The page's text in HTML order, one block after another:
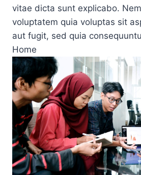
vitae dicta sunt explicabo.
voluptatem quia voluptas sit
aut fugit, sed quia
Home